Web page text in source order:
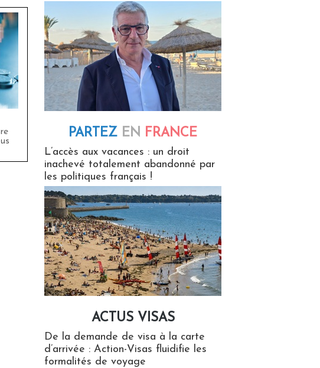
PARTEZ EN FRANCE
L’accès aux vacances : un droit
inachevé totalement abandonné par
les politiques français !
ACTUS VISAS
De la demande de visa à la carte
d’arrivée : Action-Visas fluidifie les
formalités de voyage